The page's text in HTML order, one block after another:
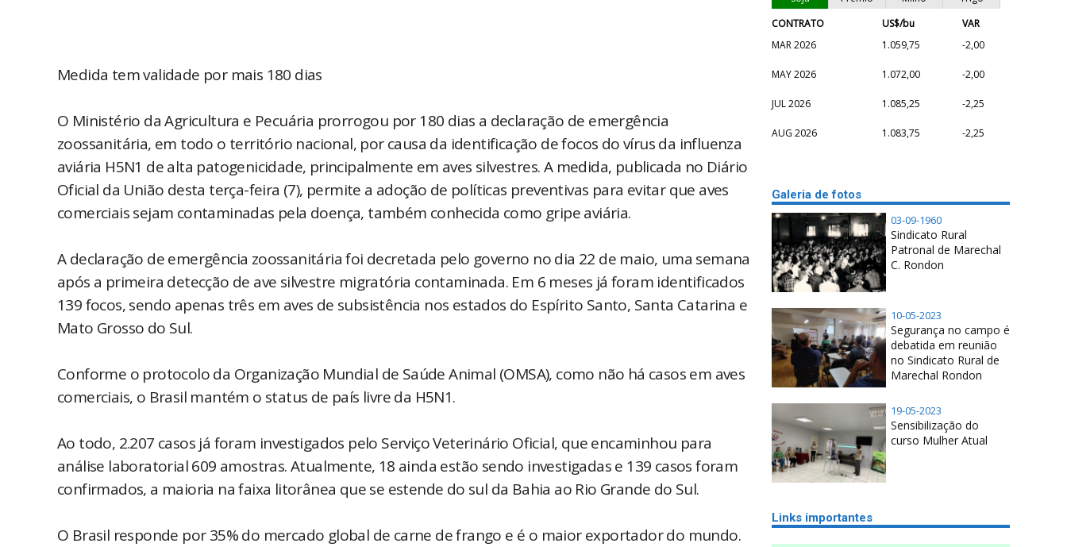
Medida tem validade por mais 180 dias
O Ministério da Agricultura e Pecuária prorrogou por 180 dias a declaração de emergência
zoossanitária, em todo o território nacional, por causa da identificação de focos do vírus da influenza
aviária H5N1 de alta patogenicidade, principalmente em aves silvestres. A medida, publicada no Diário
Oficial da União desta terça-feira (7), permite a adoção de políticas preventivas para evitar que aves
comerciais sejam contaminadas pela doença, também conhecida como gripe aviária.
A declaração de emergência zoossanitária foi decretada pelo governo no dia 22 de maio, uma semana
após a primeira detecção de ave silvestre migratória contaminada. Em 6 meses já foram identificados
139 focos, sendo apenas três em aves de subsistência nos estados do Espírito Santo, Santa Catarina e
Mato Grosso do Sul.
Conforme o protocolo da Organização Mundial de Saúde Animal (OMSA), como não há casos em aves
comerciais, o Brasil mantém o status de país livre da H5N1.
Ao todo, 2.207 casos já foram investigados pelo Serviço Veterinário Oficial, que encaminhou para
análise laboratorial 609 amostras. Atualmente, 18 ainda estão sendo investigadas e 139 casos foram
confirmados, a maioria na faixa litorânea que se estende do sul da Bahia ao Rio Grande do Sul.
O Brasil responde por 35% do mercado global de carne de frango e é o maior exportador do mundo.
CONTRATO
US$/bu
VAR
MAR 2026
1.059,75 -2,00
MAY 2026 1.072,00 -2,00
JUL 2026 1.085,25 -2,25
AUG 2026 1.083,75 -2,25
Galeria de fotos
03-09-1960
Sindicato Rural
Patronal de Marechal
C. Rondon
10-05-2023
Segurança no campo é
debatida em reunião
no Sindicato Rural de
Marechal Rondon
19-05-2023
Sensibilização do
curso Mulher Atual
Links importantes